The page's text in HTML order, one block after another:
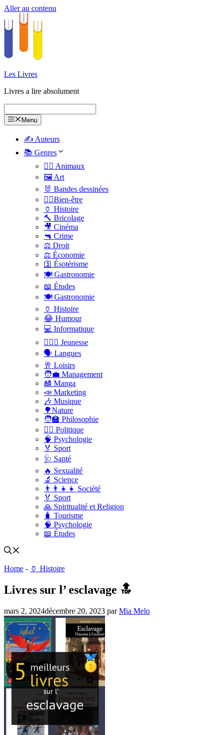
Aller au contenu
Les Livres
Livres a lire absolument
Menu
✍️ Auteurs
📚 Genres
🐕‍🦺 Animaux
🖼️ Art
🐰 Bandes dessinées
🧑‍⚕️Bien-être
🏺 Histoire
🔨 Bricolage
🎥 Cinéma
🔫 Crime
⚖️ Droit
⚖️ Économie
🛐 Ésotérisme
🍽️ Gastronomie
📖 Études
🍽️ Gastronomie
🏺 Histoire
😂 Humour
💻 Informatique
🤸🏽‍♀️ Jeunesse
🗣 Langues
🥂 Loisirs
🧑‍💼 Management
🎎 Manga
📣 Marketing
🎶 Musique
🌳Nature
🧑‍🏫 Philosophie
👨‍⚖️ Politique
🧠 Psychologie
🏅 Sport
🩺 Santé
🔥 Sexualité
🔬 Science
👨‍👨‍👧‍👧 Société
🏅 Sport
🙏 Spiritualité et Religion
🧳 Tourisme
🧠 Psychologie
📖 Études
Home - 🏺 Histoire
Livres sur l’ esclavage 🔝
mars 2, 2024décembre 20, 2023 parMia Melo